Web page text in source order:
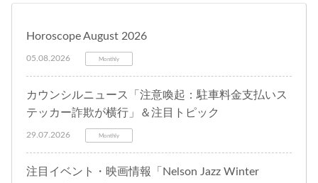
Horoscope August 2026
05.08.2026 Monthly
カウンシルニュース「注意喚起：駐車料金支払いス
テッカー詐欺が横行」＆注目トピック
29.07.2026 Monthly
注目イベント・映画情報「Nelson Jazz Winter